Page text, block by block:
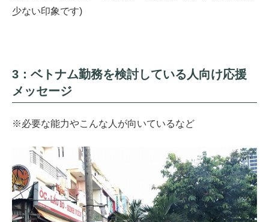
少ない印象です)
3：ベトナム勤務を検討している人向け応援
メッセージ
※必要な能力やこんな人が向いているなど